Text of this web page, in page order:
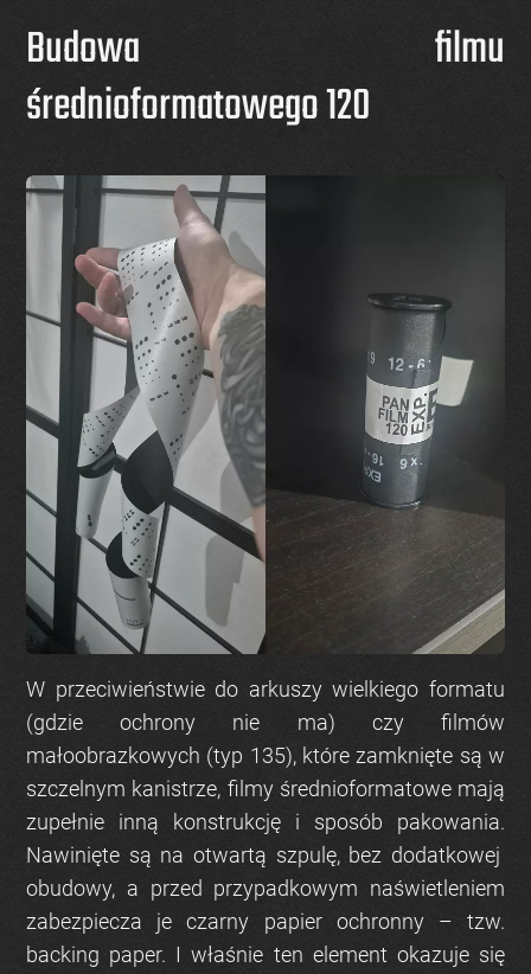
Budowa filmu
średnioformatowego 120
W przeciwieństwie do arkuszy wielkiego formatu
(gdzie ochrony nie ma) czy filmów
małoobrazkowych (typ 135), które zamknięte są w
szczelnym kanistrze, filmy średnioformatowe mają
zupełnie inną konstrukcję i sposób pakowania.
Nawinięte są na otwartą szpulę, bez dodatkowej
obudowy, a przed przypadkowym naświetleniem
zabezpiecza je czarny papier ochronny – tzw.
backing paper. I właśnie ten element okazuje się